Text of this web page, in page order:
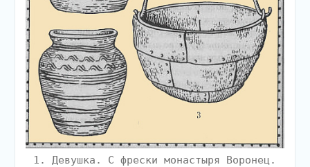
1. Девушка. С фрески монастыря Воронец.